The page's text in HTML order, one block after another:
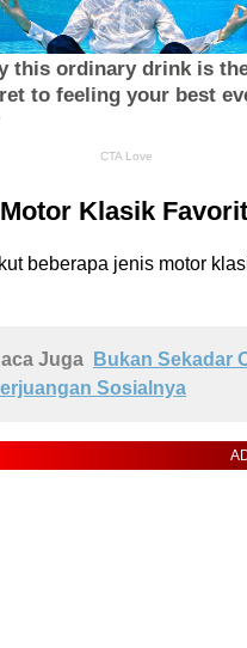
Motor Klasik
beberapa jenis motor
Juga
Bukan Sekadar
Sosialnya